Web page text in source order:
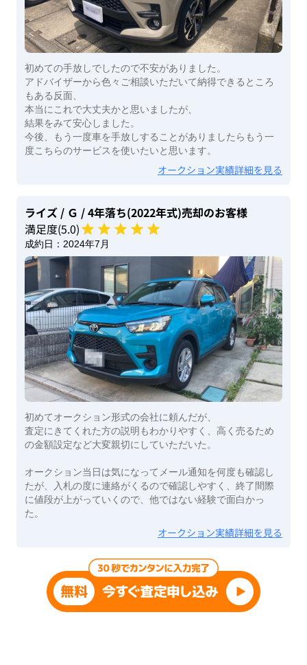
初めての手放しでしたので不安がありました。
アドバイザーから色々ご相談いただいて納得できるところ
もある反面、
本当にこれで大丈夫かと思いましたが、
結果をみて安心しました。
今後、もう一度車を手放しすることがありましたらもう一
度こちらのサービスを使いたいと思います。
オークション実績詳細を見る
ライズ / Ｇ / 4年落ち(2022年式)売却のお客様
満足度(5.0)
成約日： 2024年7月
初めてオークション形式の会社に頼んだが、
査定にきてくれた方の説明もわかりやすく、高く売るため
の金額設定など大変親切にしていただいた。
オークション当日は気になってメール通知を何度も確認し
たが、入札の度に連絡がくるので確認しやすく、終了間際
に値段が上がっていくので、他ではない経験で面白かっ
た。
オークション実績詳細を見る